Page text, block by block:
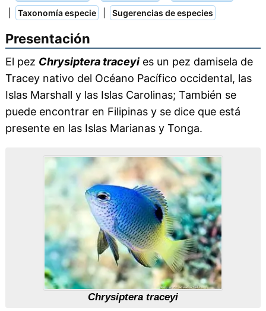
Taxonomía especie Sugerencias de especies
Presentación
El pez Chrysiptera traceyies un pez damisela de
Tracey nativo del Océano Pacífico occidental, las
Islas Marshall y las Islas Carolinas; También se
puede encontrar en Filipinas y se dice que está
presente en las Islas Marianas y Tonga.
Chrysiptera traceyi